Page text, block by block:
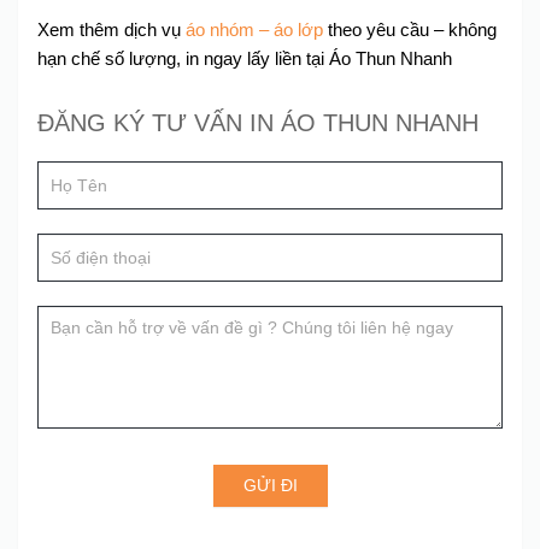
Xem thêm dịch vụ áo nhóm – áo lớp theo yêu cầu – không
hạn chế số lượng, in ngay lấy liền tại Áo Thun Nhanh
Đăng
tư
If
are
human,
leave
this
blank.
ĐĂNG KÝ TƯ VẤN IN ÁO THUN NHANH
GỬI ĐI